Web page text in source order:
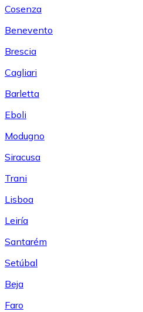
Cosenza
Benevento
Brescia
Cagliari
Barletta
Eboli
Modugno
Siracusa
Trani
Lisboa
Leiría
Santarém
Setúbal
Beja
Faro